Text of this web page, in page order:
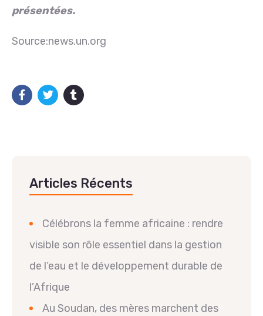
présentées.
Source:news.un.org
Articles Récents
Célébrons la femme africaine : rendre
visible son rôle essentiel dans la gestion
de l’eau et le développement durable de
l’Afrique
Au Soudan, des mères marchent des